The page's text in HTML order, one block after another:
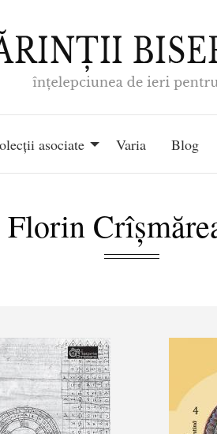
asociate Varia Blog
Florin